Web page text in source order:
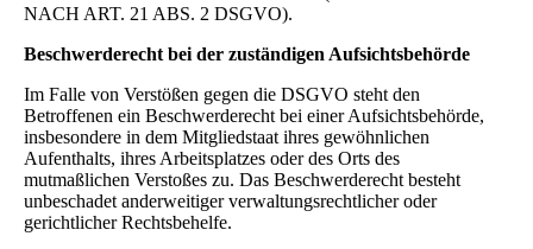
NACH ART. 21 ABS. 2 DSGVO).
Beschwerde­recht bei der zuständigen Aufsichts­behörde
Im Falle von Verstößen gegen die DSGVO steht den
Betroffenen ein Beschwerderecht bei einer Aufsichtsbehörde,
insbesondere in dem Mitgliedstaat ihres gewöhnlichen
Aufenthalts, ihres Arbeitsplatzes oder des Orts des
mutmaßlichen Verstoßes zu. Das Beschwerderecht besteht
unbeschadet anderweitiger verwaltungsrechtlicher oder
gerichtlicher Rechtsbehelfe.